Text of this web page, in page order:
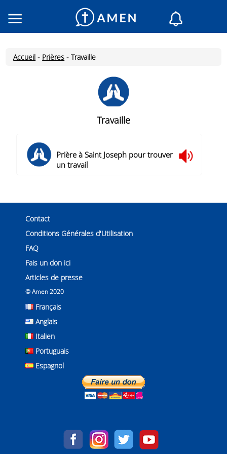
Consacré
Lecture du jour
Connexion
Inscription
Accueil - Prières -Travaille
Travaille
Prière à Saint Joseph pour trouver
un travail
Contact
Conditions Générales d'Utilisation
FAQ
Fais un don ici
Articles de presse
© Amen 2020
Français
Anglais
Italien
Portuguais
Espagnol